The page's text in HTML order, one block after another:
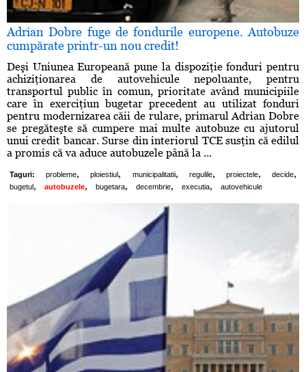
Adrian Dobre fuge de fondurile europene. Autobuze
cumpărate printr-un nou credit!
Deşi Uniunea Europeană pune la dispoziţie fonduri pentru
achiziţionarea de autovehicule nepoluante, pentru
transportul public în comun, prioritate având municipiile
care în exerciţiun bugetar precedent au utilizat fonduri
pentru modernizarea căii de rulare, primarul Adrian Dobre
se pregăteşte să cumpere mai multe autobuze cu ajutorul
unui credit bancar. Surse din interiorul TCE susţin că edilul
a promis că va aduce autobuzele până la ...
Taguri: probleme, ploiestiul, municipalitatii, regulile, proiectele, decide,
bugetul, autobuzele, bugetara, decembrie, executia, autovehicule